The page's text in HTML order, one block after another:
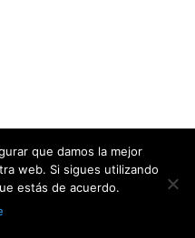
que damos la mejor
web. Si sigues utilizando
estás de acuerdo.